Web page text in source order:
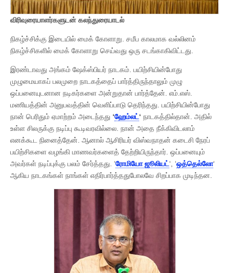
விரிவுரையாளர்களுடன் கலந்துரையாடல்
நிகழ்ச்சிக்கு இடையில் மைக் கோளாறு. சமீப காலமாக வல்லினம்
நிகழ்ச்சிகளில் மைக் கோளாறு செய்வது ஒரு சடங்காகிவிட்டது.
இரண்டாவது அங்கம் ஷேக்ஸ்பியர் நாடகம். பயிற்சியின்போது
முழுமையாகப் பலமுறை நாடகத்தைப் பார்த்திருந்தாலும் முழு
ஒப்பனையுடனான நடிகர்களை அன்றுதான் பார்த்தேன். எம்.எஸ்.
மணியத்தின் அனுபவத்தின் வெளிப்பாடு தெரிந்தது. பயிற்சியின்போது
நான் பெரிதும் ஏமாற்றம் அடைந்தது ‘ஹேம்லட் ‘ நாடகத்தில்தான். அதில்
உள்ள சிலருக்கு நடிப்பு கூடிவரவில்லை. நான் அதை நீக்கிவிடலாம்
எனக்கூட நினைத்தேன். ஆனால் ஆசிரியர் விஸ்வநாதன் கடைசி நேரப்
பயிற்சிகளை வழங்கி மாணவர்களைத் தேற்றியிருந்தார். ஒப்பனையும்
அவர்கள் நடிப்புக்கு பலம் சேர்த்தது. ‘ரோமியோ ஜூலியட் ‘, ‘ஒத்தெல்லோ‘
ஆகிய நாடகங்கள் நாங்கள் எதிர்பார்த்ததுபோலவே சிறப்பாக முடிந்தன.